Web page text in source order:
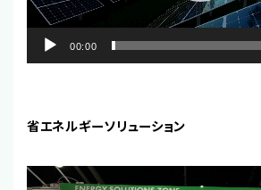
ー
00:00
省エネルギーソリューション